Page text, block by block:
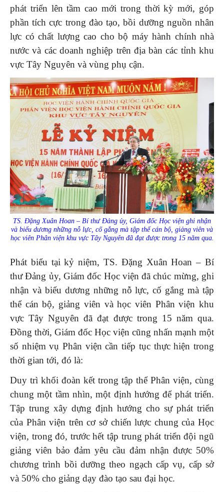
phát triển lên tầm cao mới trong thời kỳ mới, góp
phần tích cực trong đào tạo, bồi dưỡng nguồn nhân
lực có chất lượng cao cho bộ máy hành chính nhà
nước và các doanh nghiệp trên địa bàn các tỉnh khu
vực Tây Nguyên và vùng phụ cận.
TS. Đặng Xuân Hoan – Bí thư Đảng ủy, Giám đốc Học viện ghi nhận
và biểu dương những nỗ lực, cố gắng mà tập thể cán bộ, giảng viên và
học viên Phân viện khu vực Tây Nguyên đã đạt được trong 15 năm qua.
Phát biểu tại kỷ niệm, TS. Đặng Xuân Hoan – Bí
thư Đảng ủy, Giám đốc Học viện đã chúc mừng, ghi
nhận và biểu dương những nỗ lực, cố gắng mà tập
thể cán bộ, giảng viên và học viên Phân viện khu
vực Tây Nguyên đã đạt được trong 15 năm qua.
Đồng thời, Giám đốc Học viện cũng nhấn mạnh một
số nhiệm vụ Phân viện cần tiếp tục thực hiện trong
thời gian tới, đó là:
Duy trì khối đoàn kết trong tập thể Phân viện, cùng
chung một tầm nhìn, một định hướng để phát triển.
Tập trung xây dựng định hướng cho sự phát triển
của Phân viện trên cơ sở chiến lược chung của Học
viện, trong đó, trước hết tập trung phát triển đội ngũ
giảng viên bảo đảm yêu cầu đảm nhận được 50%
chương trình bồi dưỡng theo ngạch cấp vụ, cấp sở
và 50% cho giảng dạy đào tạo sau đại học.